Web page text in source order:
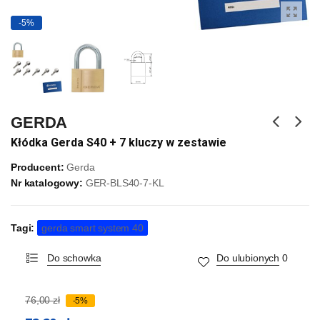
-5%
GERDA
Kłódka Gerda S40 + 7 kluczy w zestawie
Producent: Gerda
Nr katalogowy: GER-BLS40-7-KL
Tagi: gerda smart system 40
Do schowka Do ulubionych 0
76,00 zł -5%